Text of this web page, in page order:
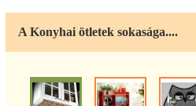
A Konyhai ötletek sokasága....